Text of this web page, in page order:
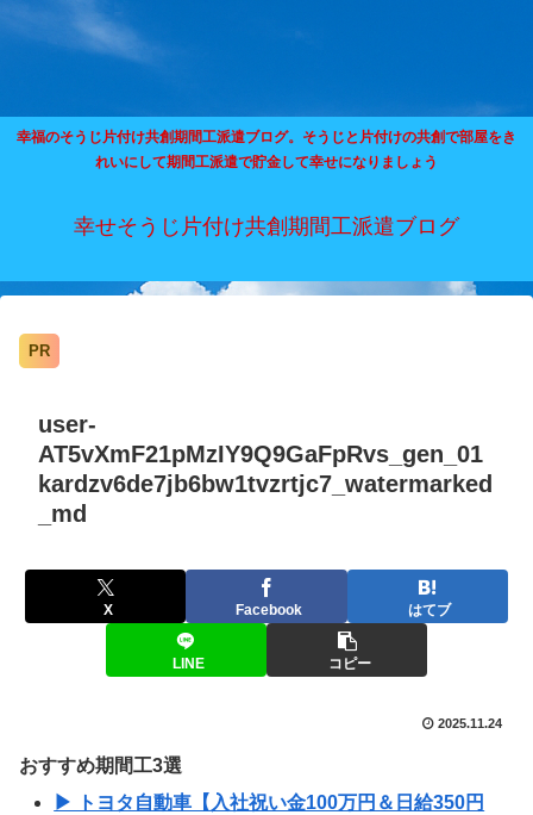
幸福のそうじ片付け共創期間工派遣ブログ。そうじと片付けの共創で部屋をき
れいにして期間工派遣で貯金して幸せになりましょう
幸せそうじ片付け共創期間工派遣ブログ
PR
user-
AT5vXmF21pMzIY9Q9GaFpRvs_gen_01
kardzv6de7jb6bw1tvzrtjc7_watermarked
_md
X Facebook はてブ
LINE コピー
2025.11.24
おすすめ期間工3選
▶ トヨタ自動車【入社祝い金100万円＆日給350円